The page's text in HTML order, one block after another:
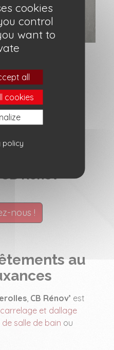
PVC
carrelage
carrelage
Rénov’
nous !
au
, CB Rénov’ est
carrelage et dallage
salle de bain ou
cookies
control
want to
all
cookies
policy